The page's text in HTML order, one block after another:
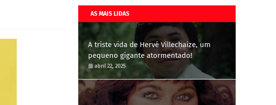
AS MAIS LIDAS
A triste vida de Hervé Villechaize, um
pequeno gigante atormentado!
abril 22, 2025